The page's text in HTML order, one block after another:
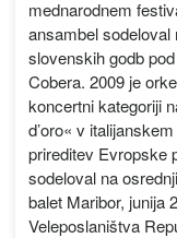
mednarodnem
ansambel
slovenskih godb
Cobera. 2009 je
koncertni kategoriji
d’oro« v
prireditev Evropske
sodeloval na
balet Maribor, junija
Veleposlaništva